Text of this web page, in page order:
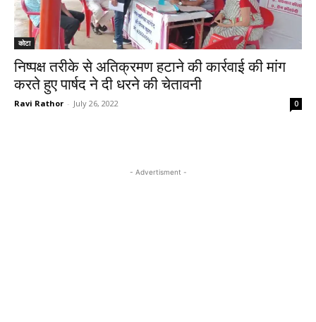
कोटा
निष्पक्ष तरीके से अतिक्रमण हटाने की कार्रवाई की मांग
करते हुए पार्षद ने दी धरने की चेतावनी
Ravi Rathor - July 26, 2022 0
- Advertisment -